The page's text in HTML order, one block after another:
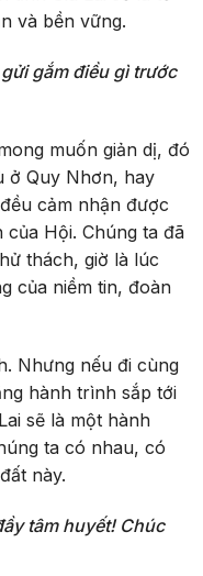
và bền vững.
gắm điều gì trước
muốn giản dị, đó
ở Quy Nhơn, hay
cảm nhận được
Hội. Chúng ta đã
thách, giờ là lúc
của niềm tin, đoàn
Nhưng nếu đi cùng
hành trình sắp tới
sẽ là một hành
ta có nhau, có
này.
tâm huyết! Chúc